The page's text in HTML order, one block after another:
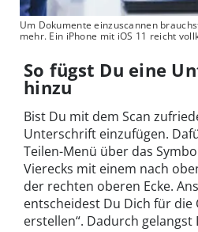
Um Dokumente einzuscannen
mehr. Ein iPhone mit iOS 11 reicht
So fügst Du eine
hinzu
Bist Du mit dem Scan
Unterschrift einzufügen.
Teilen-Menü über das
Vierecks mit einem nach
der rechten oberen Ecke.
entscheidest Du Dich für die
erstellen“. Dadurch